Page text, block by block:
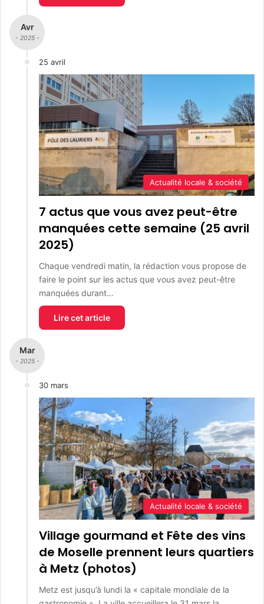
Avr
- 2025 -
25 avril
Actualité locale & société
7 actus que vous avez peut-être
manquées cette semaine (25 avril
2025)
Chaque vendredi matin, la rédaction vous propose de
faire le point sur les actus que vous avez peut-être
manquées durant…
Lire cet article
Mar
- 2025 -
30 mars
Actualité locale & société
Village gourmand et Fête des vins
de Moselle prennent leurs quartiers
à Metz (photos)
Metz est jusqu’à lundi la « capitale mondiale de la